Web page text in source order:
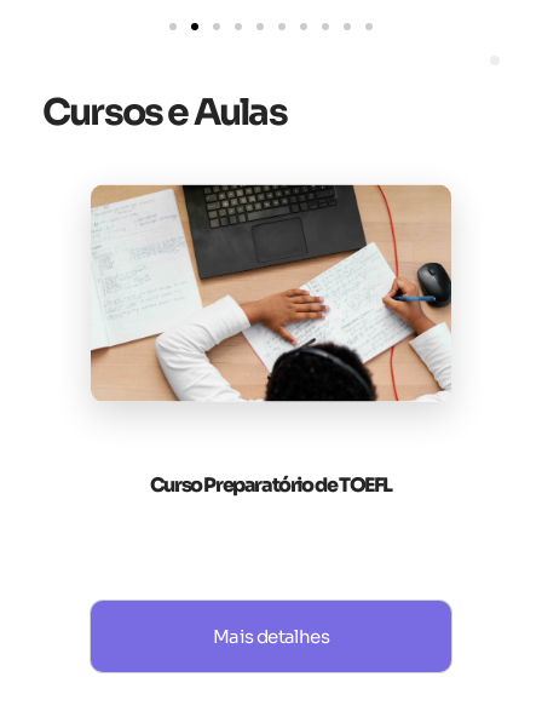
Cursos e Aulas
Curso Preparatório de TOEFL
Mais detalhes